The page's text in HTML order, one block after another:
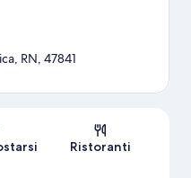
RN, 47841
Ristoranti